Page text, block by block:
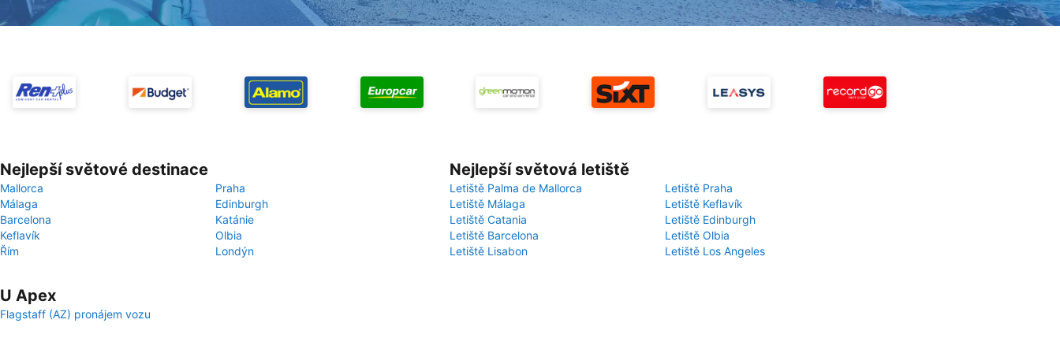
Nejlepší světové destinace
Mallorca
Praha
Málaga
Edinburgh
Barcelona
Katánie
Keflavík
Olbia
Řím
Londýn
Nejlepší světová letiště
Letiště Palma de Mallorca
Letiště Praha
Letiště Málaga
Letiště Keflavík
Letiště Catania
Letiště Edinburgh
Letiště Barcelona
Letiště Olbia
Letiště Lisabon
Letiště Los Angeles
U Apex
Flagstaff (AZ) pronájem vozu